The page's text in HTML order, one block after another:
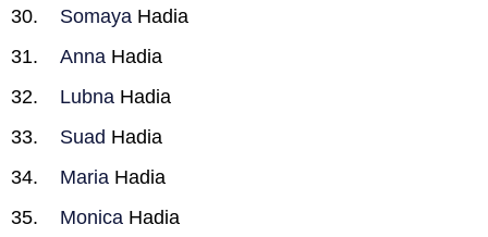
Somaya Hadia
Anna Hadia
Lubna Hadia
Suad Hadia
Maria Hadia
Monica Hadia